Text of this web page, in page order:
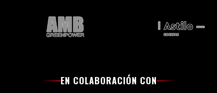
EN COLABORACIÓN CON